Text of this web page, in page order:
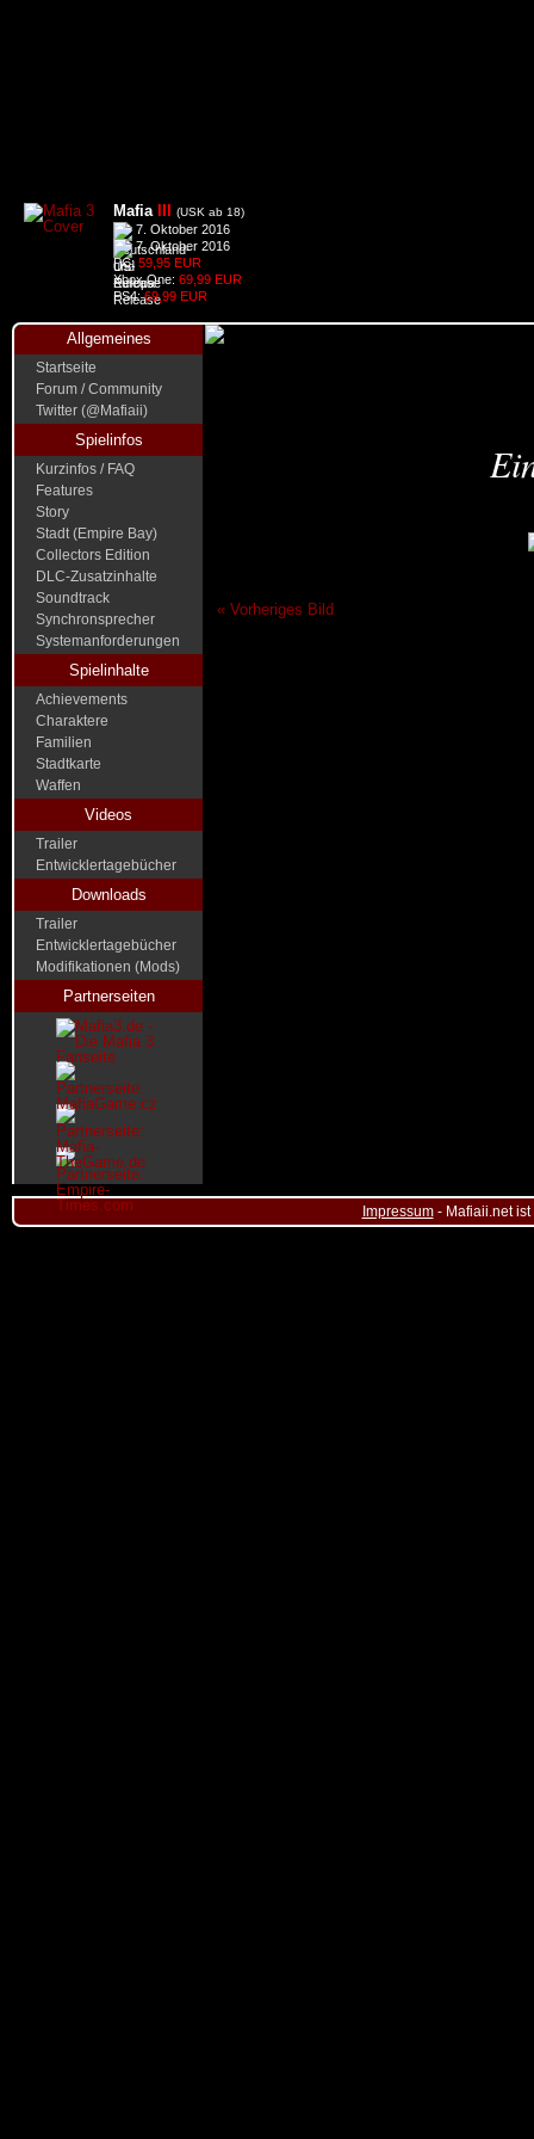
Mafia (USK ab 18)
7. Oktober 2016
7. Oktober 2016
PC: 59,95 EUR
Xbox One: 69,99 EUR
PS4:69,99 EUR
Allgemeines
Startseite
Forum / Community
Twitter (@Mafiaii)
Spielinfos
Kurzinfos / FAQ
Features
Story
Stadt (Empire Bay)
Collectors Edition
DLC-Zusatzinhalte
Soundtrack
Synchronsprecher
Systemanforderungen
Spielinhalte
Achievements
Charaktere
Familien
Stadtkarte
Waffen
Videos
Trailer
Entwicklertagebücher
Downloads
Trailer
Entwicklertagebücher
Modifikationen (Mods)
Partnerseiten
« Vorheriges Bild
Impressum- Mafiaii.net ist